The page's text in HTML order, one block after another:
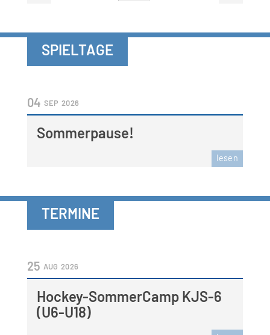
SPIELTAGE
04 SEP 2026
Sommerpause!
lesen
TERMINE
25 AUG 2026
Hockey-SommerCamp KJS-6
(U6-U18)